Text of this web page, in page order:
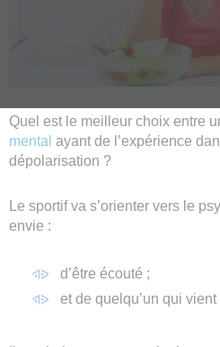
Quel est le meilleur choix entre
mental ayant de l’expérience
dépolarisation ?
Le sportif va s’orienter vers le
envie :
d’être écouté ;
et de quelqu’un qui